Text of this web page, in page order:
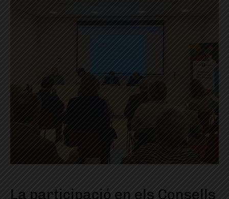
La participació en els Consells